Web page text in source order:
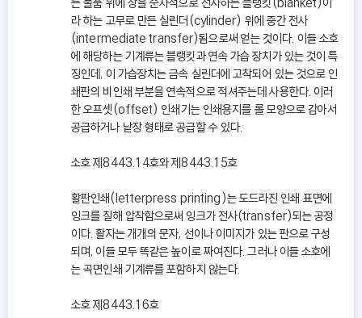
라 하는 고무로 만든 실린더(cylinder) 위에 중간 전사
(intermediate transfer)됨으로써 얻는 것이다. 이들 소호
에 해당하는 기계류는 블랭킷과 연속 가습 장치가 있는 것이 특
징인데, 이 가습장치는 금속 실린더에 고착되어 있는 것으로 인
쇄판의 비인쇄 부분을 연속적으로 적셔주는데 사용한다. 이러
한 오프셋(offset) 인쇄기는 인쇄용지를 롤 모양으로 감아서
공급하거나 낱장 형태로 공급할 수 있다.
소호 제8443.14호와 제8443.15호
활판인쇄(letterpress printing)는 도드라진 인쇄 표면에
잉크를 칠해 압착함으로써 잉크가 전사(transfer)되는 공정
이다. 활자는 개개의 문자, 선이나 이미지가 있는 판으로 구성
되며, 이들 모두 똑같은 높이로 짜여진다. 그러나 이들 소호에
는 곡면인쇄 기계류를 포함하지 않는다.
소호 제8443.16호